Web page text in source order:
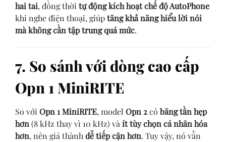
hai tai, đồng thờitự động kích hoạt chế độ AutoPhone
khi nghe điện thoại, giúptăng khả năng hiểu lời nói
mà không cần tập trung quá mức.
7. So sánh với dòng cao cấp
Opn 1 MiniRITE
So vớiOpn 1 MiniRITE, model Opn 2có băng tần hẹp
hơn(8 kHz thay vì 10 kHz) vàít tùy chọn cá nhân hóa
hơn, nên giá thànhdễ tiếp cận hơn. Tuy vậy, nó vẫn